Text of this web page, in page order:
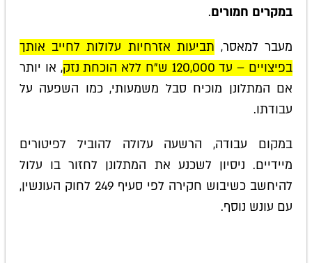
במקרים חמורים.
מעבר למאסר, תביעות אזרחיות עלולות לחייב אותך
בפיצויים – עד 120,000 ש"ח ללא הוכחת נזק
, או יותר
אם המתלונן מוכיח סבל משמעותי, כמו השפעה על
עבודתו.
במקום עבודה, הרשעה עלולה להוביל לפיטורים
מיידיים. ניסיון לשכנע את המתלונן לחזור בו עלול
להיחשב כשיבוש חקירה לפי סעיף 249 לחוק העונשין,
עם עונש נוסף.